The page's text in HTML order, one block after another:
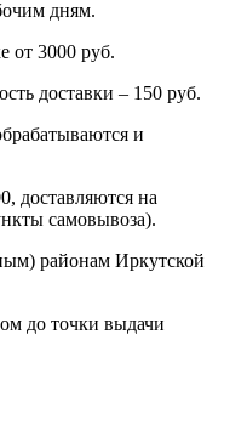
дням.
от 3000 руб.
доставки – 150 руб.
и
доставляются на
самовывоза).
районам Иркутской
до точки выдачи